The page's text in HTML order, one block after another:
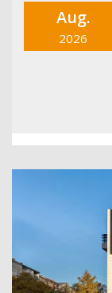
Aug.
2026